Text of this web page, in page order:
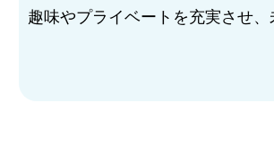
趣味やプライベートを充実させ